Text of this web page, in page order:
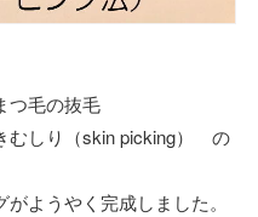
つ毛の抜毛
むしり（skin picking） の
ようやく完成しました。